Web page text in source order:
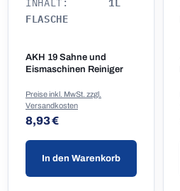
AKH 19 Sahne und
Eismaschinen Reiniger
INHALT:
FLASCHE
Regulärer Preis:
8,93 €
Preise inkl. MwSt. zzgl.
Versandkosten
In den Warenkorb